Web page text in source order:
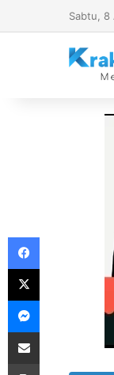
Sabtu,